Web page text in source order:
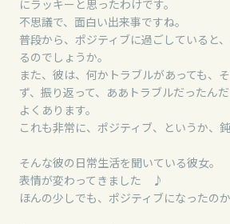
にラッキーと思ったわけです。
不思議で、面白い出来事ですね。
普段から、ポジティブに過ごしていると
るのでしょうか。
また、彼は、何かトラブルがあっても、
ず、振り返って、ああトラブルだったん
よくあります。
これも非常に、ポジティブ、というか、
そんな彼の日常生活を聞いている彼女。
表情が変わってきました ♪
ほんの少しでも、ポジティブになったの